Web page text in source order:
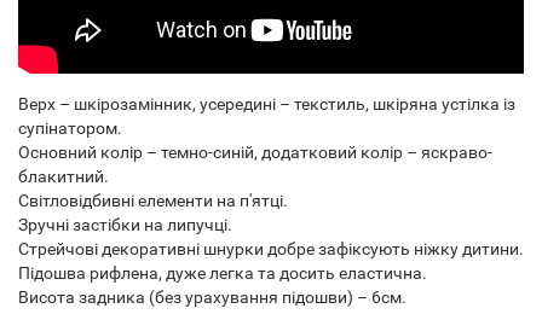
Верх – шкірозамінник, усередині – текстиль, шкіряна устілка із
супінатором.
Основний колір – темно-синій, додатковий колір – яскраво-
блакитний.
Світловідбивні елементи на п'ятці.
Зручні застібки на липучці.
Стрейчові декоративні шнурки добре зафіксують ніжку дитини.
Підошва рифлена, дуже легка та досить еластична.
Висота задника (без урахування підошви) – 6см.